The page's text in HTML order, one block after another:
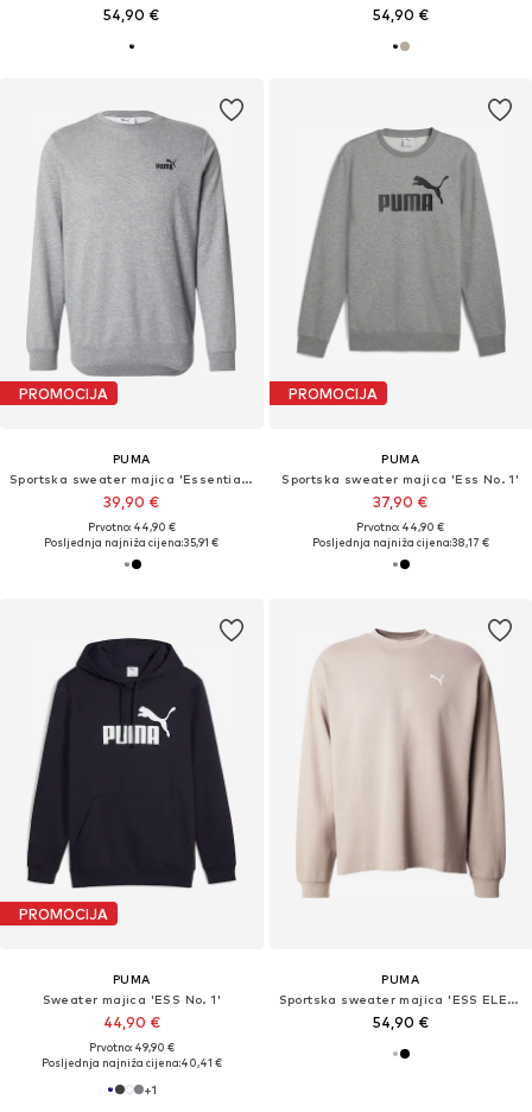
54,90 € 54,90 €
PROMOCIJA
PUMA
Sportska sweater majica 'Essentials No. 1'
39,90 €
Prvotno: 44,90 €
Posljednja najniža cijena:35,91 €
PROMOCIJA
PUMA
Sportska sweater majica 'Ess No. 1'
37,90 €
Prvotno: 44,90 €
Posljednja najniža cijena:38,17 €
PROMOCIJA
PUMA
Sweater majica 'ESS No. 1'
44,90 €
Prvotno: 49,90 €
Posljednja najniža cijena:40,41 €
+1
PUMA
Sportska sweater majica 'ESS ELEVATED'
54,90 €